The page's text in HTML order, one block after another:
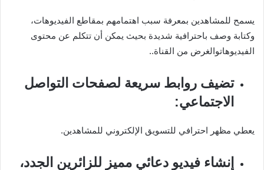
يسمح للمشاهدين بمعرفة سبب اهتمامهم بمقاطع الفيديوهات،
وكتابة وصف باحترافية شديدة بحيث يمكن أن تتكلم عن محتوى
الفيديوهاتوالغرض من القناة..
تضيف روابط سريعة لصفحات التواصل
الاجتماعي:
يعطي مظهر احترافي للتسويق الإلكتروني للمشاهدين.
إنشاء فيديو دعائي مميز للزائرين الجدد،